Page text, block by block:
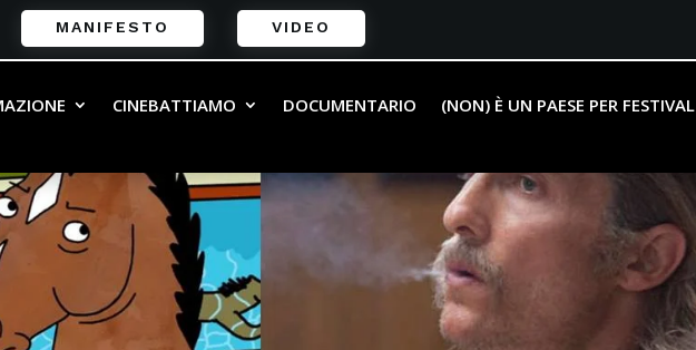
MANIFESTO VIDEO
CINEBATTIAMO DOCUMENTARIO (NON) È UN PAESE PER FESTIVAL